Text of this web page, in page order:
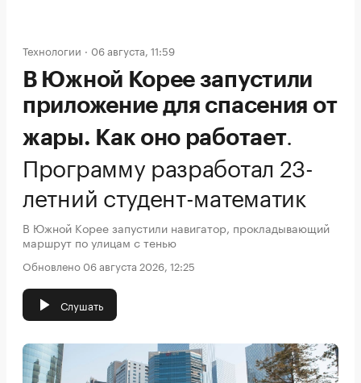
Технологии 06 августа, 11:59
В Южной Корее запустили
приложение для спасения от
жары. Как оно работает.
Программу разработал 23-
летний студент-математик
В Южной Корее запустили навигатор, прокладывающий
маршрут по улицам с тенью
Обновлено 06 августа 2026, 12:25
Слушать